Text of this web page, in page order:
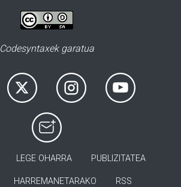
Codesyntaxek garatua
LEGE OHARRA PUBLIZITATEA
HARREMANETARAKO RSS